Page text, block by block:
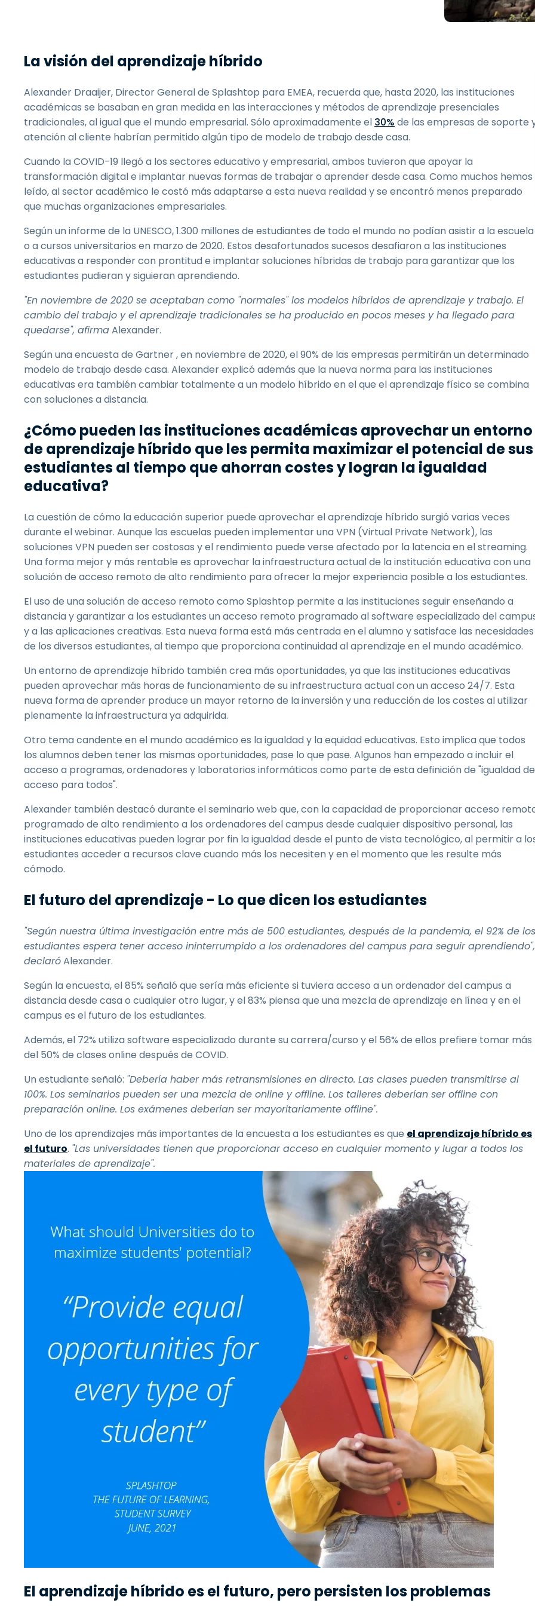
Acceso remoto a través
Seguridad del punto final
Explorar todas las
necesidades
Explorar
La visión del aprendizaje híbrido
Alexander Draaijer, Director General de Splashtop para EMEA, recuerda que, hasta 2020, las instituciones
académicas se basaban en gran medida en las interacciones y métodos de aprendizaje presenciales
tradicionales, al igual que el mundo empresarial. Sólo aproximadamente el 30% de las empresas de soporte
atención al cliente habrían permitido algún tipo de modelo de trabajo desde casa.
Cuando la COVID-19 llegó a los sectores educativo y empresarial, ambos tuvieron que apoyar la
transformación digital e implantar nuevas formas de trabajar o aprender desde casa. Como muchos hemos
leído, al sector académico le costó más adaptarse a esta nueva realidad y se encontró menos preparado
que muchas organizaciones empresariales.
Según un informe de la UNESCO, 1.300 millones de estudiantes de todo el mundo no podían asistir a la escuela
o a cursos universitarios en marzo de 2020. Estos desafortunados sucesos desafiaron a las instituciones
educativas a responder con prontitud e implantar soluciones híbridas de trabajo para garantizar que los
estudiantes pudieran y siguieran aprendiendo.
"En noviembre de 2020 se aceptaban como "normales" los modelos híbridos de aprendizaje y trabajo. El
cambio del trabajo y el aprendizaje tradicionales se ha producido en pocos meses y ha llegado para
quedarse", afirmaAlexander.
Según una encuesta de Gartner, en noviembre de 2020, el 90% de las empresas permitirán un determinado
modelo de trabajo desde casa. Alexander explicó además que la nueva norma para las instituciones
educativas era también cambiar totalmente a un modelo híbrido en el que el aprendizaje físico se combina
con soluciones a distancia.
¿Cómo pueden las instituciones académicas aprovechar un entorno
de aprendizaje híbrido que les permita maximizar el potencial de sus
estudiantes al tiempo que ahorran costes y logran la igualdad
educativa?
La cuestión de cómo la educación superior puede aprovechar el aprendizaje híbrido surgió varias veces
durante el webinar. Aunque las escuelas pueden implementar una VPN (Virtual Private Network), las
soluciones VPN pueden ser costosas y el rendimiento puede verse afectado por la latencia en el streaming.
Una forma mejor y más rentable es aprovechar la infraestructura actual de la institución educativa con una
solución de acceso remoto de alto rendimiento para ofrecer la mejor experiencia posible a los estudiantes.
El uso de una solución de acceso remoto como Splashtop permite a las instituciones seguir enseñando a
distancia y garantizar a los estudiantes un acceso remoto programado al software especializado del
y a las aplicaciones creativas. Esta nueva forma está más centrada en el alumno y satisface las necesidades
de los diversos estudiantes, al tiempo que proporciona continuidad al aprendizaje en el mundo académico.
Un entorno de aprendizaje híbrido también crea más oportunidades, ya que las instituciones educativas
pueden aprovechar más horas de funcionamiento de su infraestructura actual con un acceso 24/7. Esta
nueva forma de aprender produce un mayor retorno de la inversión y una reducción de los costes al utilizar
plenamente la infraestructura ya adquirida.
Otro tema candente en el mundo académico es la igualdad y la equidad educativas. Esto implica que todos
los alumnos deben tener las mismas oportunidades, pase lo que pase. Algunos han empezado a incluir el
acceso a programas, ordenadores y laboratorios informáticos como parte de esta definición de "igualdad de
acceso para todos".
Alexander también destacó durante el seminario web que, con la capacidad de proporcionar acceso
programado de alto rendimiento a los ordenadores del campus desde cualquier dispositivo personal, las
instituciones educativas pueden lograr por fin la igualdad desde el punto de vista tecnológico, al permitir a
estudiantes acceder a recursos clave cuando más los necesiten y en el momento que les resulte más
cómodo.
El futuro del aprendizaje - Lo que dicen los estudiantes
"Según nuestra última investigación entre más de 500 estudiantes, después de la pandemia, el 92% de los
estudiantes espera tener acceso ininterrumpido a los ordenadores del campus para seguir aprendiendo",
declaróAlexander.
Según la encuesta, el 85% señaló que sería más eficiente si tuviera acceso a un ordenador del campus a
distancia desde casa o cualquier otro lugar, y el 83% piensa que una mezcla de aprendizaje en línea y en el
campus es el futuro de los estudiantes.
Además, el 72% utiliza software especializado durante su carrera/curso y el 56% de ellos prefiere tomar más
del 50% de clases online después de COVID.
Un estudiante señaló: "Debería haber más retransmisiones en directo. Las clases pueden transmitirse al
100%. Los seminarios pueden ser una mezcla de online y offline. Los talleres deberían ser offline con
preparación online. Los exámenes deberían ser mayoritariamente offline".
Uno de los aprendizajes más importantes de la encuesta a los estudiantes es que el aprendizaje híbrido es
el futuro. "Las universidades tienen que proporcionar acceso en cualquier momento y lugar a todos los
materiales de aprendizaje".
El aprendizaje híbrido es el futuro, pero persisten los problemas